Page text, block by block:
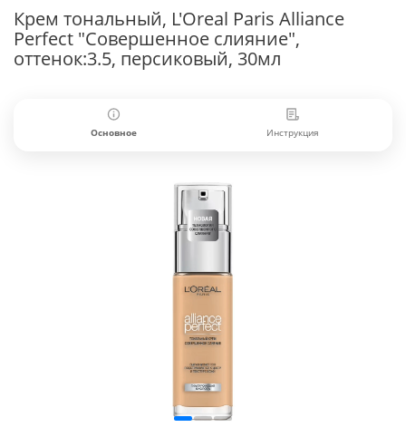
Крем тональный, L'Oreal Paris Alliance
Perfect "Совершенное слияние",
оттенок:3.5, персиковый, 30мл
Основное Инструкция